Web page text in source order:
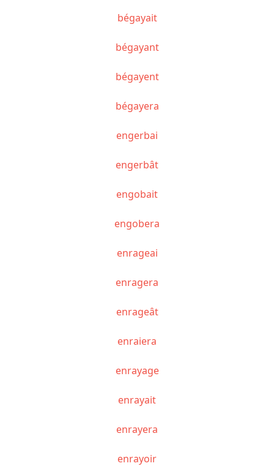
bégayait
bégayant
bégayent
bégayera
engerbai
engerbât
engobait
engobera
enrageai
enragera
enrageât
enraiera
enrayage
enrayait
enrayera
enrayoir